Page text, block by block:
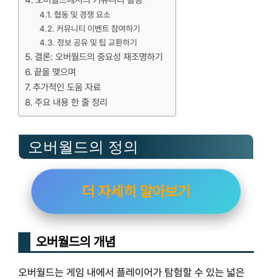
협동 및 경쟁 요소
커뮤니티 이벤트 참여하기
정보 공유 및 팁 교환하기
결론: 오버월드의 중요성 재조명하기
끝을 맺으며
추가적인 도움 자료
주요 내용 한 줄 정리
오버월드의 정의
더 자세히 알아보기
오버월드의 개념
오버월드는 게임 내에서 플레이어가 탐험할 수 있는 넓은